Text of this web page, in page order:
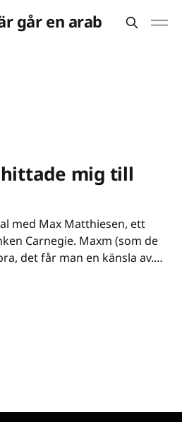
går en arab
mig till
med Max Matthiesen, ett
Carnegie. Maxm (som de
det får man en känsla av.
som ordnar möten